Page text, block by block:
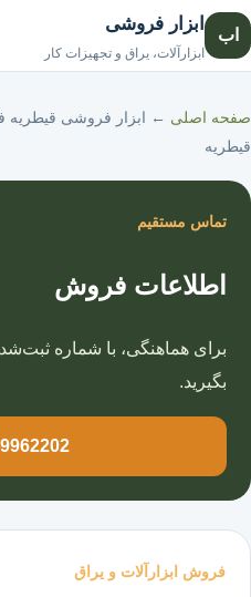
اب
ابزار فروشی
ابزارآلات، یراق و تجهیزات کار
صفحه اصلی ← ابزار فروشی قیطریه
قیطریه
فروش ابزارآلات و یراق
تماس مستقیم
اطلاعات فروش
برای هماهنگی، با شماره
بگیرید.